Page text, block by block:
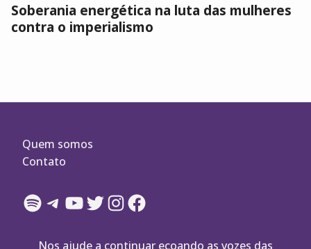
Soberania energética na luta das mulheres
contra o imperialismo
Quem somos
Contato
Spotify
Telegram
YouTube
Twitter
Instagram
Facebook
Nos ajude a continuar ecoando as vozes das